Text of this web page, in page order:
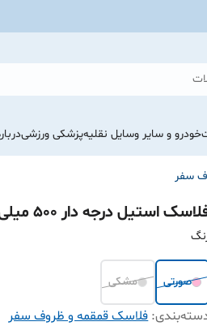
خودرو و سایر وسایل نقلیهپزشکی ورزشی
سفر
استیل درجه دار 500 میلی لیتری
صورتی مشکی
:فلاسک قمقمه و ظروف سفر